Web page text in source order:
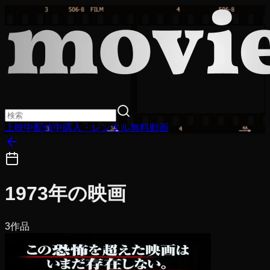
上映中配信中購入・レンタル無料動画
1973年の映画
3作品